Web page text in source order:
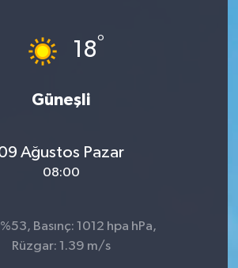
18°
Güneşli
Ağustos Pazar
08:00
Basınç: 1012 hpa hPa,
Rüzgar: 1.39 m/s
Kurulu